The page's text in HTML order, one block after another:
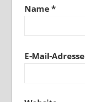
Name*
E-Mail-Adresse